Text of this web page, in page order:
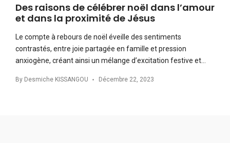
Des raisons de célébrer noël dans l’amour
et dans la proximité de Jésus
Le compte à rebours de noël éveille des sentiments
contrastés, entre joie partagée en famille et pression
anxiogène, créant ainsi un mélange d’excitation festive et…
By Desmiche KISSANGOU Décembre 22, 2023